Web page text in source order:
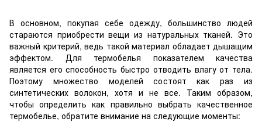
В основном, покупая себе одежду, большинство людей
стараются приобрести вещи из натуральных тканей. Это
важный критерий, ведь такой материал обладает дышащим
эффектом. Для термобелья показателем качества
является его способность быстро отводить влагу от тела.
Поэтому множество моделей состоят как раз из
синтетических волокон, хотя и не все. Таким образом,
чтобы определить как правильно выбрать качественное
термобелье, обратите внимание на следующие моменты: